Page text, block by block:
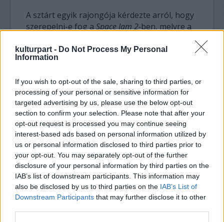
kulturpart - Do Not Process My Personal
Information
If you wish to opt-out of the sale, sharing to third parties, or
processing of your personal or sensitive information for
targeted advertising by us, please use the below opt-out
section to confirm your selection. Please note that after your
opt-out request is processed you may continue seeing
interest-based ads based on personal information utilized by
us or personal information disclosed to third parties prior to
your opt-out. You may separately opt-out of the further
disclosure of your personal information by third parties on the
IAB’s list of downstream participants. This information may
also be disclosed by us to third parties on the IAB’s List of
Downstream Participants that may further disclose it to other
A sztárt egyik rajongója kérdezte arról, hogy
szerepelni-e fog aSpace Jam 2-ben, melyre a
várnunk kell egy kicsit, és kiderül." Bár ez a
válasz nem ér fel egy igennel, mindenesetre a
hogy Jordan után Lebron James viheti tovább
a Looney Tunes örökségét.
A folytatással kapcsolatos pletykák tavaly
ütötték fel először a fejüket, de a sztár
szerződtetésével, és a hamarosan nálunk is
bemutatásra kerülő, külföldön rendkívül
sikeresKész katasztrófacímű filmben nyújtott
alakításával a szóbeszéd ismét szárnyra
kapott. Mivel a Space Jam 2-t még nem
jelentette be hivatalosan a Warner, így
egyelőre azt sem lehet tudni, hogy folytatás,